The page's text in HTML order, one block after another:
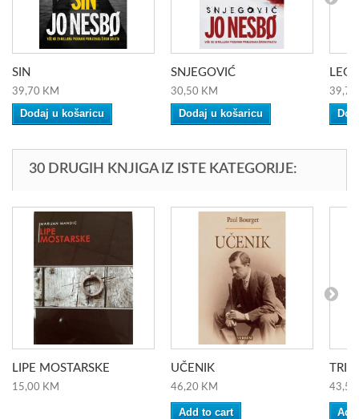
SIN
39,70 KM
Dodaj u košaricu
SNJEGOVIĆ
30,50 KM
Dodaj u košaricu
39,70
30 DRUGIH KNJIGA IZ ISTE KATEGORIJE:
LIPE MOSTARSKE
15,00 KM
UČENIK
46,20 KM
Add to cart
TRI...
43,50